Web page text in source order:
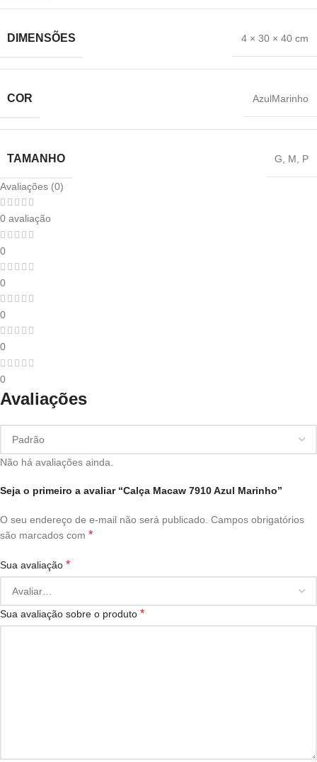
DIMENSÕES 4 × 30 × 40 cm
COR AzulMarinho
TAMANHO G M P
Avaliações (0)
0 avaliação
0
0
0
0
0
Avaliações
Não há avaliações ainda.
Seja o primeiro a avaliar “Calça Macaw 7910 Azul Marinho”
O seu endereço de e-mail não será publicado. Campos obrigatórios
são marcados com *
Sua avaliação *
Sua avaliação sobre o produto *